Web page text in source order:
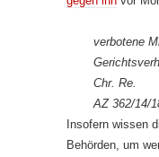
verbotene
Chr. Re.
AZ 362/14/
Insofern wissen
Behörden, um